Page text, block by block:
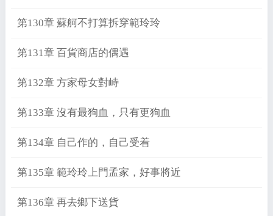
第130章 蘇舸不打算拆穿範玲玲
第131章 百貨商店的偶遇
第132章 方家母女對峙
第133章 沒有最狗血，只有更狗血
第134章 自己作的，自己受着
第135章 範玲玲上門孟家，好事將近
第136章 再去鄉下送貨